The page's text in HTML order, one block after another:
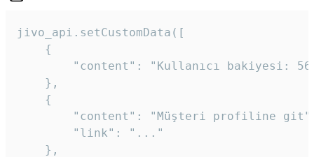
jivo_api.setCustomData([
    {
"content": "Kullanıcı bakiyesi:
    },
    {
"content": "Müşteri profiline
        "link": "..."
    },